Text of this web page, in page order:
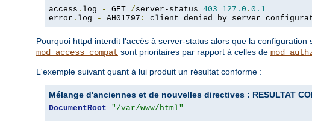
access . log - GET /server-status 403 127.0 . 0.1
error . log - AH01797 : client denied by server
Pourquoi httpd interdit l'accès à server-status alors que la
mod_access_compat sont prioritaires par rapport à celles de
L'exemple suivant quant à lui produit un résultat conforme :
Mélange d'anciennes et de nouvelles directives : RESULTAT
DocumentRoot
"/var/www/html"